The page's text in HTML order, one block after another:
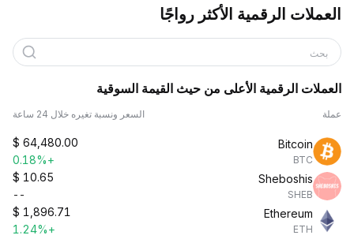
العملات الرقمية الأكثر رواجًا
بحث
العملات الرقمية الأعلى من حيث القيمة السوقية
عملة السعر ونسبة تغيره خلال 24 ساعة
Bitcoin
BTC
$ 64,480.00
+0.18%
Sheboshis
SHEB
$ 10.65
--
Ethereum
ETH
$ 1,896.71
+1.24%